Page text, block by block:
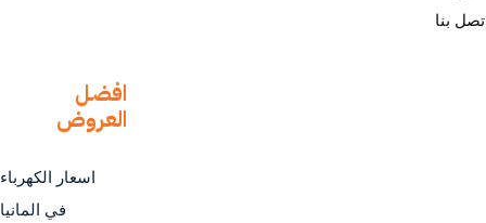
بنا
افضل
العروض
اسعار الكهرباء
في المانيا